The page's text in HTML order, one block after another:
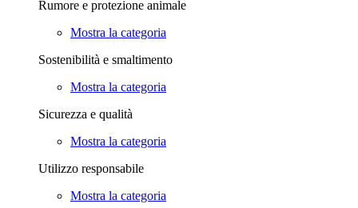
Rumore e protezione animale
Mostra la categoria
Sostenibilità e smaltimento
Mostra la categoria
Sicurezza e qualità
Mostra la categoria
Utilizzo responsabile
Mostra la categoria